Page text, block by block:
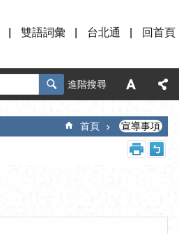
雙語詞彙 台北通 回首頁
進階搜尋
首頁 宣導事項